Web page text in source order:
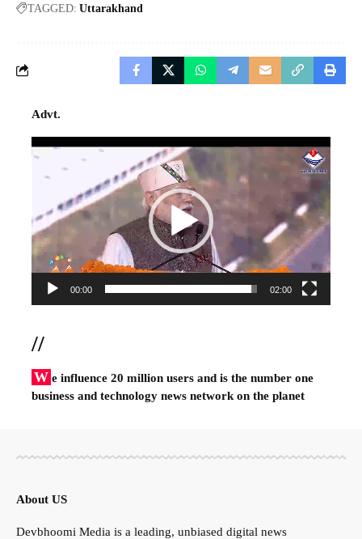
TAGGED: Uttarakhand
Advt.
Video
00:00 02:00
//
W e influence 20 million users and is the number one
business and technology news network on the planet
About US
Devbhoomi Media is a leading, unbiased digital news